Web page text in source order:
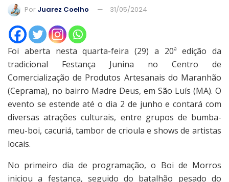
Por Juarez Coelho 31/05/2024
Foi aberta nesta quarta-feira (29) a 20ª edição da
tradicional Festança Junina no Centro de
Comercialização de Produtos Artesanais do Maranhão
(Ceprama), no bairro Madre Deus, em São Luís (MA). O
evento se estende até o dia 2 de junho e contará com
diversas atrações culturais, entre grupos de bumba-
meu-boi, cacuriá, tambor de crioula e shows de artistas
locais.
No primeiro dia de programação, o Boi de Morros
iniciou a festança, seguido do batalhão pesado do